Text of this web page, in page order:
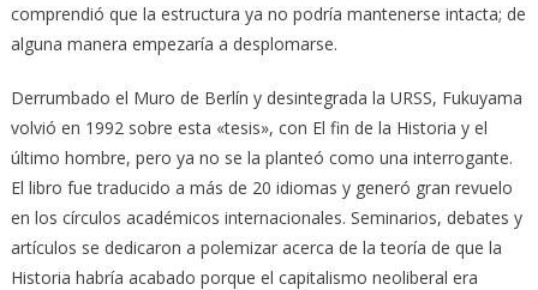
comprendió que la estructura ya no podría mantenerse intacta; de
alguna manera empezaría a desplomarse.
Derrumbado el Muro de Berlín y desintegrada la URSS, Fukuyama
volvió en 1992 sobre esta «tesis», con El fin de la Historia y el
último hombre, pero ya no se la planteó como una interrogante.
El libro fue traducido a más de 20 idiomas y generó gran revuelo
en los círculos académicos internacionales. Seminarios, debates y
artículos se dedicaron a polemizar acerca de la teoría de que la
Historia habría acabado porque el capitalismo neoliberal era